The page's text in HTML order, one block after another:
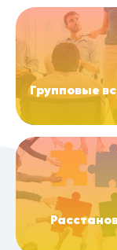
Групповые